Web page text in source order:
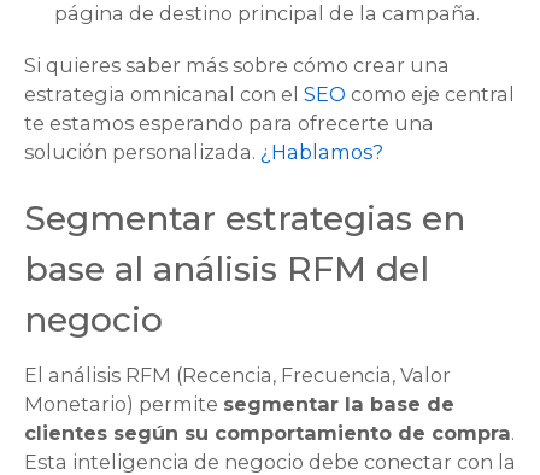
página de destino principal de la campaña.
Si quieres saber más sobre cómo crear una
estrategia omnicanal con el SEO como eje central
te estamos esperando para ofrecerte una
solución personalizada. ¿Hablamos?
Segmentar estrategias en
base al análisis RFM del
negocio
El análisis RFM (Recencia, Frecuencia, Valor
Monetario) permite segmentar la base de
clientes según su comportamiento de compra.
Esta inteligencia de negocio debe conectar con la